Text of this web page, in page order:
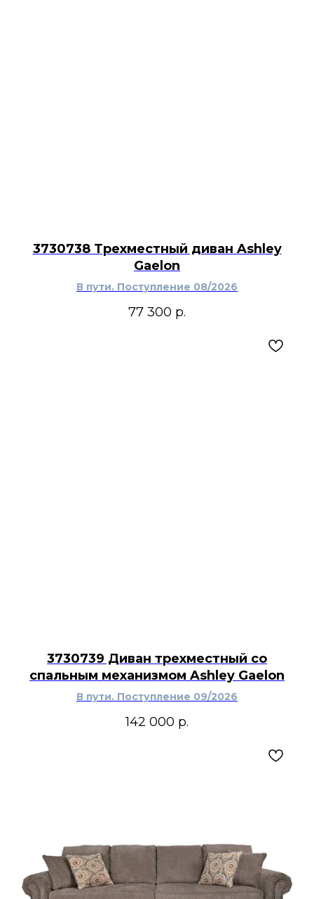
3730738 Трехместный диван Ashley
Gaelon
В пути. Поступление 08/2026
77 300 р.
3730739 Диван трехместный со
спальным механизмом Ashley Gaelon
В пути. Поступление 09/2026
142 000 р.